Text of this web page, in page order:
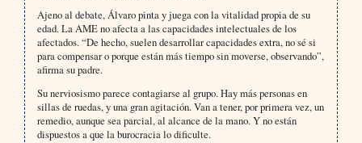
Ajeno al debate, Álvaro pinta y juega con la vitalidad propia de su
edad. La AME no afecta a las capacidades intelectuales de los
afectados. “De hecho, suelen desarrollar capacidades extra, no sé si
para compensar o porque están más tiempo sin moverse, observando”,
afirma su padre.
Su nerviosismo parece contagiarse al grupo. Hay más personas en
sillas de ruedas, y una gran agitación. Van a tener, por primera vez, un
remedio, aunque sea parcial, al alcance de la mano. Y no están
dispuestos a que la burocracia lo dificulte.